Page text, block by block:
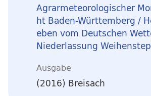
Agrarmeteorologischer
ht Baden-Württemberg /
eben vom Deutschen
Niederlassung
Ausgabe
(2016) Breisach